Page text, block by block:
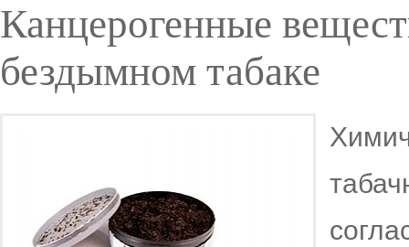
Канцерогенные
бездымном табаке